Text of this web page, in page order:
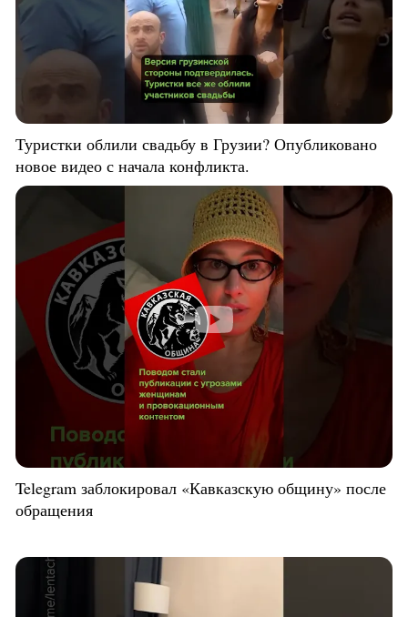
Туристки облили свадьбу в Грузии? Опубликовано
новое видео с начала конфликта.
Telegram заблокировал «Кавказскую общину» после
обращения